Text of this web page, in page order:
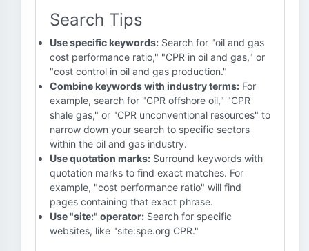
Search Tips
Use specific keywords: Search for "oil and gas
cost performance ratio," "CPR in oil and gas," or
"cost control in oil and gas production."
Combine keywords with industry terms: For
example, search for "CPR offshore oil," "CPR
shale gas," or "CPR unconventional resources" to
narrow down your search to specific sectors
within the oil and gas industry.
Use quotation marks: Surround keywords with
quotation marks to find exact matches. For
example, "cost performance ratio" will find
pages containing that exact phrase.
Use "site:" operator: Search for specific
websites, like "site:spe.org CPR."